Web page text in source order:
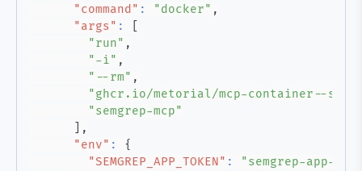
"command" : "docker" ,
"args" :
"run" ,
"-i" ,
"--rm" ,
"ghcr.io/metorial/mcp-container--
"semgrep-mcp"
,
"env" :
{
"SEMGREP_APP_TOKEN" :
"semgrep-app-